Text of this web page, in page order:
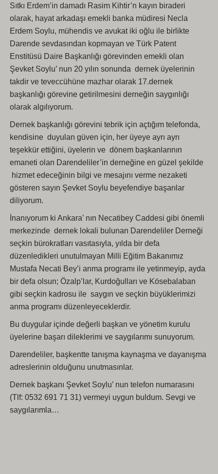
Sıtkı Erdem’in damadı Rasim Kihtir’n kayın biraderi
olarak, hayat arkadaşı emekli banka müdiresi Necla
Erdem Soylu, mühendis ve avukat iki oğlu ile birlikte
Darende sevdasından kopmayan ve Türk Patent
Enstitüsü Daire Başkanlığı görevinden emekli olan
Şevket Soylu’ nun 20 yılın sonunda dernek üyelerinin
takdir ve teveccühüne mazhar olarak 17.dernek
başkanlığı görevine getirilmesini derneğin saygınlığı
olarak algılıyorum.
Dernek başkanlığı görevini tebrik için açtığım telefonda,
kendisine duyulan güven için, her üyeye ayrı ayrı
teşekkür ettiğini, üyelerin ve dönem başkanlarının
emaneti olan Darendeliler’in derneğine en güzel şekilde
hizmet edeceğinin bilgi ve mesajını verme nezaketi
gösteren sayın Şevket Soylu beyefendiye başarılar
diliyorum.
İnanıyorum ki Ankara’ nın Necatibey Caddesi gibi önemli
merkezinde dernek lokali bulunan Darendeliler Derneği
seçkin bürokratları vasıtasıyla, yılda bir defa
düzenledikleri unutulmayan Milli Eğitim Bakanımız
Mustafa Necati Bey’i anma programı ile yetinmeyip, ayda
bir defa olsun; Özalp’lar, Kurdoğulları ve Kösebalaban
gibi seçkin kadrosu ile saygın ve seçkin büyüklerimizi
anma programı düzenleyeceklerdir.
Bu duygular içinde değerli başkan ve yönetim kurulu
üyelerine başarı dileklerimi ve saygılarımı sunuyorum.
Darendeliler, başkentte tanışma kaynaşma ve dayanışma
adreslerinin olduğunu unutmasınlar.
Dernek başkanı Şevket Soylu’ nun telefon numarasını
(Tlf: 0532 691 71 31) vermeyi uygun buldum. Sevgi ve
saygılarımla…